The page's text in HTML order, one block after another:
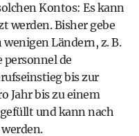
Kontos: Es kann
werden. Bisher gebe
Ländern, z. B.
de
bis zur
Jahr bis zu einem
und kann nach